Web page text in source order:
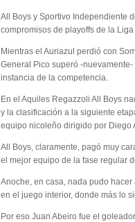
All Boys y Sportivo Independiente
compromisos de playoffs de la
Mientras el Auriazul perdió con
General Pico superó -
instancia de la competencia.
En el Aquiles Regazzoli All Boys
y la clasificación a la siguiente
equipo nicoleño dirigido por Diego
All Boys, claramente, pagó muy
el mejor equipo de la fase regular
Anoche, en casa, nada pudo
en el juego interior, donde más lo
Por eso Juan Abeiro fue el